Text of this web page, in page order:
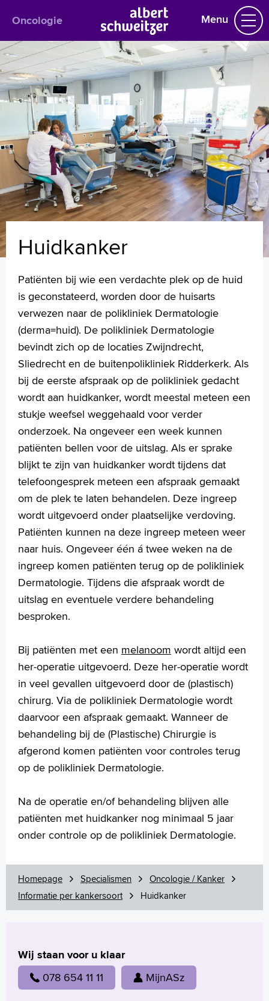
Oncologie Menu
Oncologie
Het behandelteam
Informatie per kankersoort
Bloed- en Lymfeklierkanker
Borstkanker
Darm- en leverkanker
Hersentumoren
Hoofd-halstumoren
Huidkanker
Kanker aan de vrouwelijke geslachtsorganen
Longkanker
Urologische kanker
Voorlichtingsvideo's
Dagbehandeling
Verpleegafdeling
AYA-zorg
Ondersteunings- en begeleidings- mogelijkheden
Infopunt, voor leven met en na kanker
Uw dossier inzien?
Wachttijden
Oncologie en COVID-19
Folders
Handige links
Homepage
Praktische informatie
Specialismen
Werken en leren
Medewerkers
Contact
MijnASz
Verwijzers
Wetenschappelijk onderzoek
Tekstgrootte A+
Voorleesfunctie
Language
Zoeken
Français
Polski
Arabisch
Huidkanker
Patiënten bij wie een verdachte plek op de huid
is geconstateerd, worden door de huisarts
verwezen naar de polikliniek Dermatologie
(derma=huid). De polikliniek Dermatologie
bevindt zich op de locaties Zwijndrecht,
Sliedrecht en de buitenpolikliniek Ridderkerk. Als
bij de eerste afspraak op de polikliniek gedacht
wordt aan huidkanker, wordt meestal meteen een
stukje weefsel weggehaald voor verder
onderzoek. Na ongeveer een week kunnen
patiënten bellen voor de uitslag. Als er sprake
blijkt te zijn van huidkanker wordt tijdens dat
telefoongesprek meteen een afspraak gemaakt
om de plek te laten behandelen. Deze ingreep
wordt uitgevoerd onder plaatselijke verdoving.
Patiënten kunnen na deze ingreep meteen weer
naar huis. Ongeveer één á twee weken na de
ingreep komen patiënten terug op de polikliniek
Dermatologie. Tijdens die afspraak wordt de
uitslag en eventuele verdere behandeling
besproken.
Bij patiënten met een melanoom wordt altijd een
her-operatie uitgevoerd. Deze her-operatie wordt
in veel gevallen uitgevoerd door de (plastisch)
chirurg. Via de polikliniek Dermatologie wordt
daarvoor een afspraak gemaakt. Wanneer de
behandeling bij de (Plastische) Chirurgie is
afgerond komen patiënten voor controles terug
op de polikliniek Dermatologie.
Na de operatie en/of behandeling blijven alle
patiënten met huidkanker nog minimaal 5 jaar
onder controle op de polikliniek Dermatologie.
Homepage Specialismen
Oncologie / Kanker
Informatie per kankersoort
Huidkanker
Wij staan voor u klaar
078 654 11 11 MijnASz